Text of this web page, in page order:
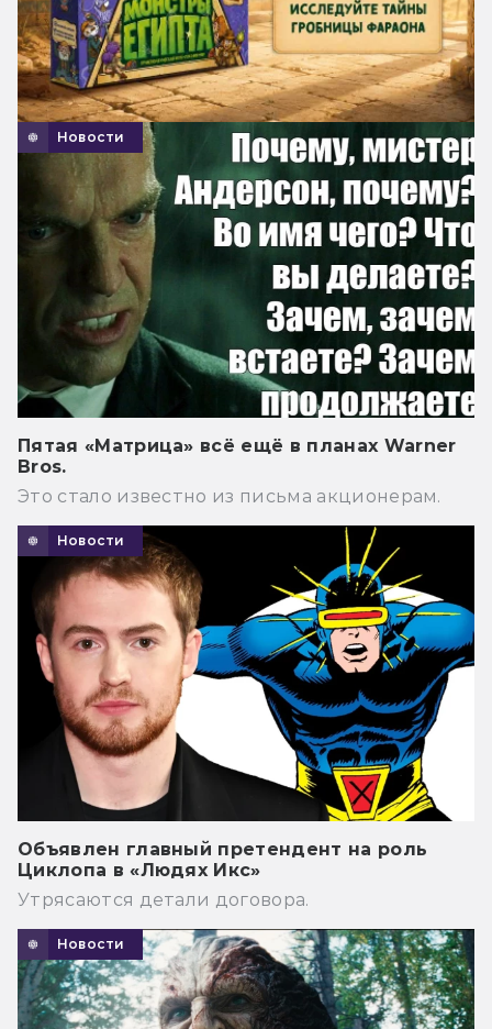
Новости
Пятая «Матрица» всё ещё в планах Warner
Bros.
Это стало известно из письма акционерам.
Новости
Объявлен главный претендент на роль
Циклопа в «Людях Икс»
Утрясаются детали договора.
Новости